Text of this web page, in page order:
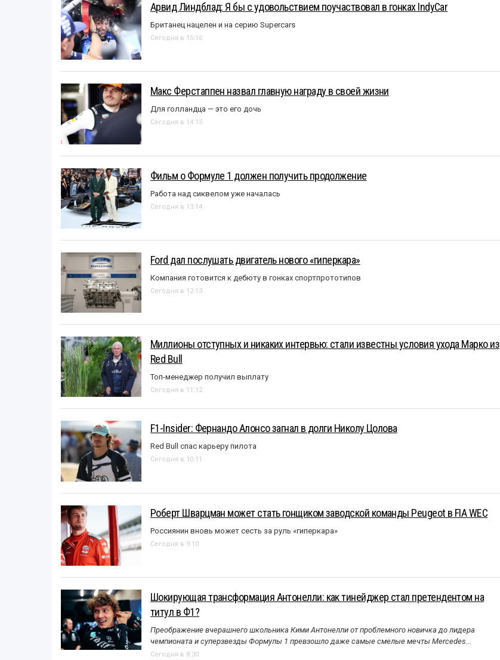
Арвид Линдблад: Я бы с удовольствием поучаствовал в гонках IndyCar
Британец нацелен и на серию Supercars
Сегодня в 15:16
Макс Ферстаппен назвал главную награду в своей жизни
Для голландца — это его дочь
Сегодня в 14:15
Фильм о Формуле 1 должен получить продолжение
Работа над сиквелом уже началась
Сегодня в 13:14
Ford дал послушать двигатель нового «гиперкара»
Компания готовится к дебюту в гонках спортпрототипов
Сегодня в 12:13
Миллионы отступных и никаких интервью: стали известны условия ухода Марко из
Red Bull
Топ-менеджер получил выплату
Сегодня в 11:12
F1-Insider: Фернандо Алонсо загнал в долги Николу Цолова
Red Bull спас карьеру пилота
Сегодня в 10:11
Роберт Шварцман может стать гонщиком заводской команды Peugeot в FIA WEC
Россиянин вновь может сесть за руль «гиперкара»
Сегодня в 9:10
Шокирующая трансформация Антонелли: как тинейджер стал претендентом на
титул в Ф1?
Преображение вчерашнего школьника Кими Антонелли от проблемного новичка до лидера
чемпионата и суперзвезды Формулы 1 превзошло даже самые смелые мечты Mercedes...
Сегодня в 8:30